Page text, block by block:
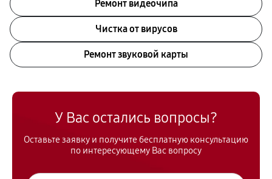
Ремонт видеочипа
Чистка от вирусов
Ремонт звуковой карты
У Вас остались вопросы?
Оставьте заявку и получите бесплатную консультацию
по интересующему Вас вопросу